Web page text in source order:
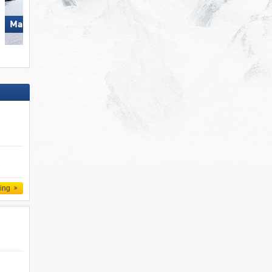
Mayrhofen (Mountopolis)
Skicircus Saalbach
Leogang Fieberbrunn